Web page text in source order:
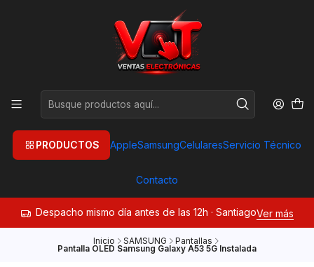
PRODUCTOS AppleSamsungCelularesServicio Técnico
Contacto
Despacho mismo día antes de las 12h · SantiagoVer más
Inicio SAMSUNG Pantallas
Pantalla OLED Samsung Galaxy A53 5G Instalada